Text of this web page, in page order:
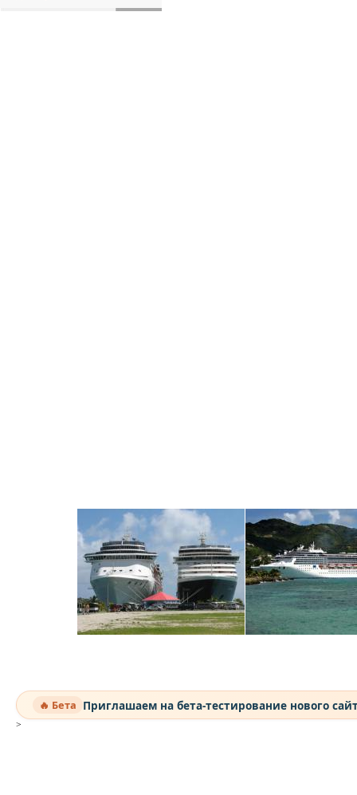
🔥 Бета Приглашаем на бета-тестирование нового
>